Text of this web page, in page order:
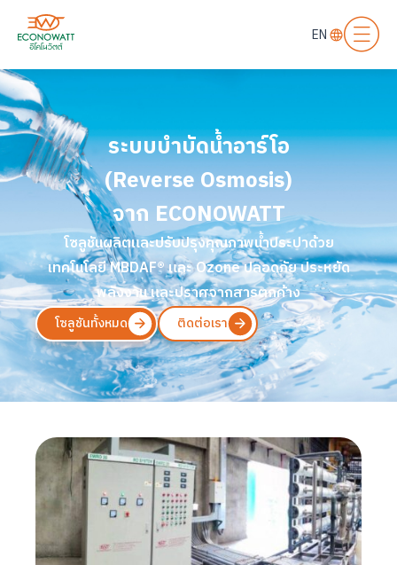
EN
ระบบบำบัดน้ำอาร์โอ
(Reverse Osmosis)
จาก ECONOWATT
โซลูชันผลิตและปรับปรุงคุณภาพน้ำประปาด้วย
เทคโนโลยี MBDAF® และ Ozone ปลอดภัย ประหยัด
พลังงาน และปราศจากสารตกค้าง
โซลูชันทั้งหมด ติดต่อเรา